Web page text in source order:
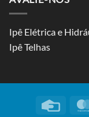
Ipê Elétrica e
Ipê Telhas
Credit